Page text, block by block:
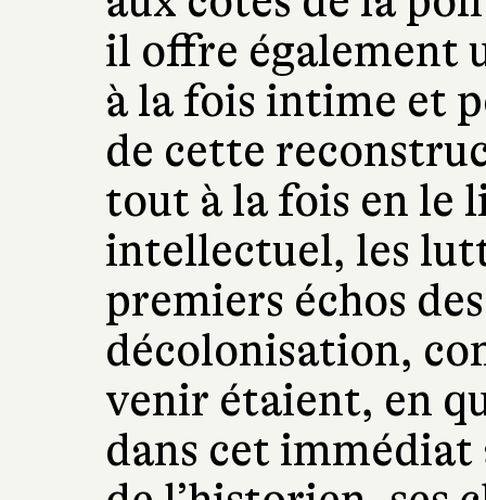
il offre également
à la fois intime et
de cette
tout à la fois en le
intellectuel, les
premiers échos
décolonisation,
venir étaient, en
dans cet